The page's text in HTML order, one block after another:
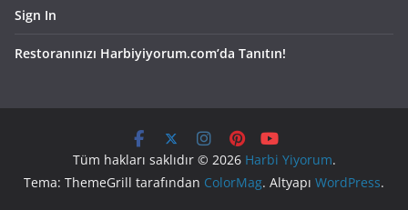
Sign In
Restoranınızı Harbiyiyorum.com’da Tanıtın!
Tüm hakları saklıdır © 2026 Harbi Yiyorum.
Tema: ThemeGrill tarafından ColorMag. Altyapı WordPress.